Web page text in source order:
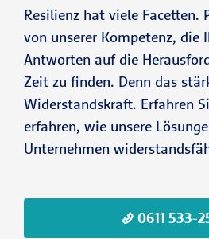
Resilienz hat viele Facetten.
von unserer Kompetenz, die
Antworten auf die
Zeit zu finden. Denn das
Widerstandskraft. Erfahren
erfahren, wie unsere
Unternehmen
0611 533-